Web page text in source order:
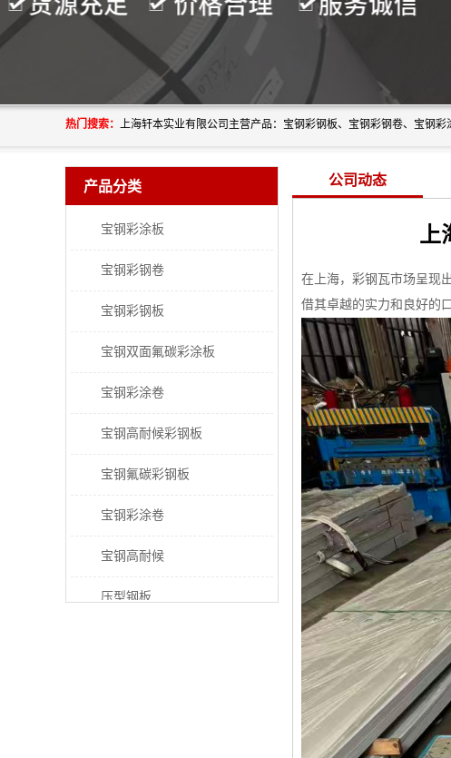
热门搜索：
产品分类
宝钢彩涂板
宝钢彩钢卷
宝钢彩钢板
宝钢双面氟碳彩涂板
宝钢彩涂卷
宝钢高耐候彩钢板
宝钢氟碳彩钢板
宝钢彩涂卷
宝钢高耐候
压型钢板
公司动态
上
在上海，彩钢瓦市场呈现
借其卓越的实力和良好的